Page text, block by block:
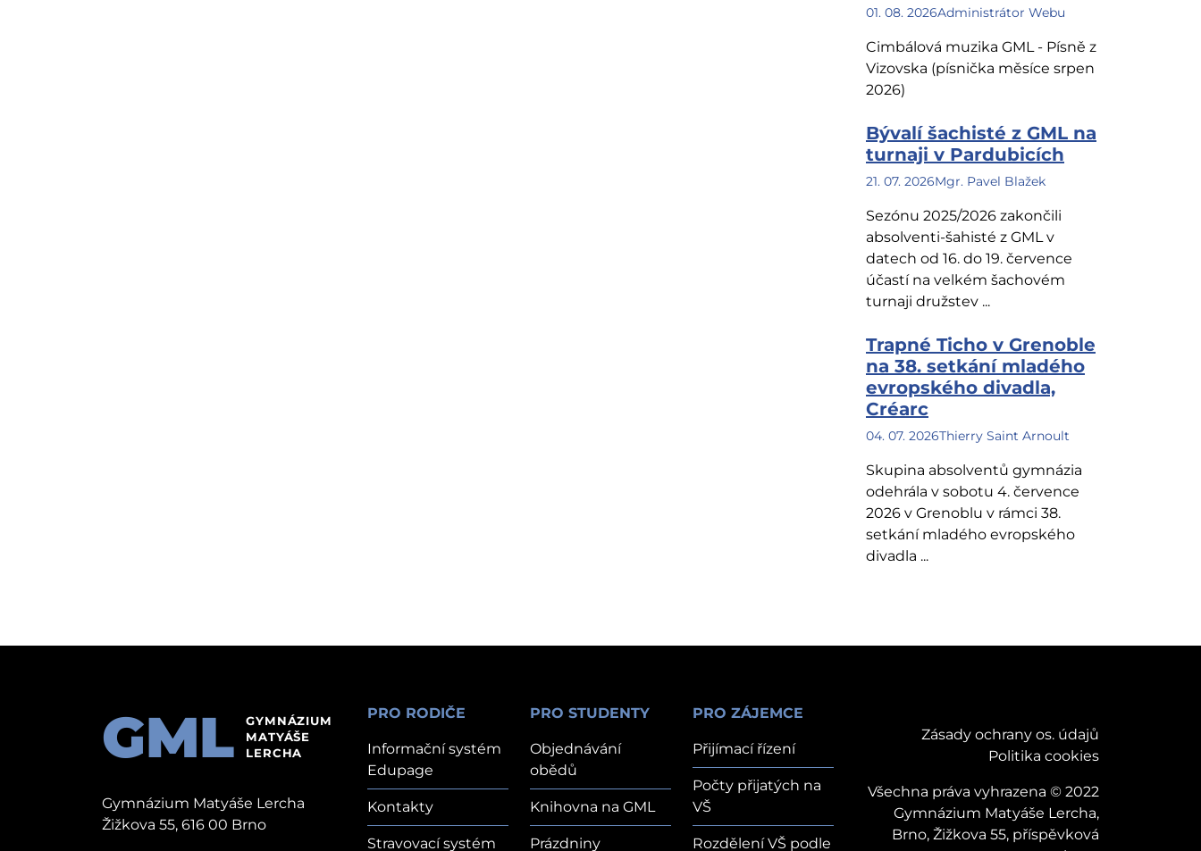
01. 08. 2026Administrátor Webu
Cimbálová muzika GML - Písně z
Vizovska (písnička měsíce srpen
2026)
Bývalí šachisté z GML na
turnaji v Pardubicích
21. 07. 2026Mgr. Pavel Blažek
Sezónu 2025/2026 zakončili
absolventi-šahisté z GML v
datech od 16. do 19. července
účastí na velkém šachovém
turnaji družstev ...
Trapné Ticho v Grenoble
na 38. setkání mladého
evropského divadla,
Créarc
04. 07. 2026Thierry Saint Arnoult
Skupina absolventů gymnázia
odehrála v sobotu 4. července
2026 v Grenoblu v rámci 38.
setkání mladého evropského
divadla ...
GML
GYMNÁZIUM
MATYÁŠE
LERCHA
Gymnázium Matyáše Lercha
Žižkova 55, 616 00 Brno
PRO RODIČE
Informační systém
Edupage
Kontakty
Stravovací systém
PRO STUDENTY
Objednávání
obědů
Knihovna na GML
Prázdniny
PRO ZÁJEMCE
Přijímací řízení
Počty přijatých na
VŠ
Rozdělení VŠ podle
Zásady ochrany os. údajů
Politika cookies
Všechna práva vyhrazena © 2022
Gymnázium Matyáše Lercha,
Brno, Žižkova 55, příspěvková